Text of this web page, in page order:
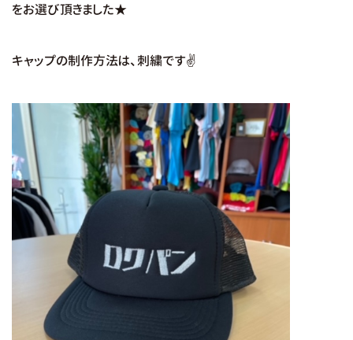
をお選び頂きました★
キャップの制作方法は、刺繍です✌